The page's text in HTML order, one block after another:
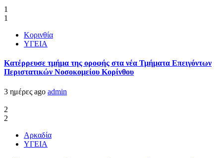
1
1
Κορινθία
ΥΓΕΙΑ
Kατέρρευσε τμήμα της οροφής στα νέα Τμήματα Επειγόντων
Περιστατικών Νοσοκομείου Κορίνθου
3 ημέρες ago admin
2
2
Αρκαδία
ΥΓΕΙΑ